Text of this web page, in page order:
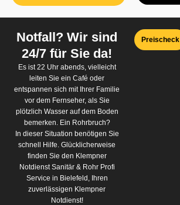
Notfall? Wir sind
24/7 für Sie da!
Es ist 22 Uhr abends, vielleicht
leiten Sie ein Café oder
entspannen sich mit Ihrer Familie
vor dem Fernseher, als Sie
plötzlich Wasser auf dem Boden
bemerken. Ein Rohrbruch?
In dieser Situation benötigen Sie
schnell Hilfe. Glücklicherweise
finden Sie den Klempner
Notdienst Sanitär & Rohr Profi
Service in Bielefeld, Ihren
zuverlässigen Klempner
Notdienst!
Preischeck